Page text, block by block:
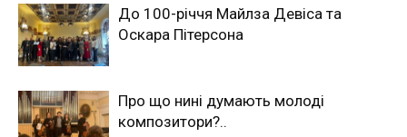
До 100-річчя Майлза Девіса та
Оскара Пітерсона
Про що нині думають молоді
композитори?..